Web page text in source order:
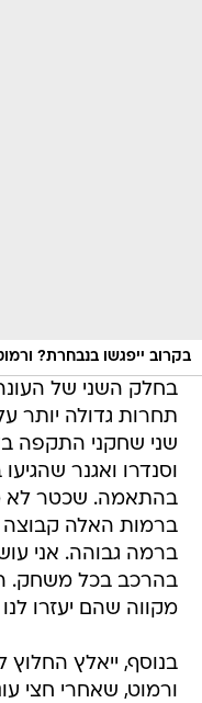
בקרוב ייפגשו בנבחרת?
בחלק השני של
תחרות גדולה יותר
שני שחקני התקפה
וסנדרו ואגנר
בהתאמה. שכטר לא
ברמה גבוהה. אני
בהרכב בכל משחק.
מקווה שהם יעזרו
בנוסף, ייאלץ
ורמוט, שאחרי חצי